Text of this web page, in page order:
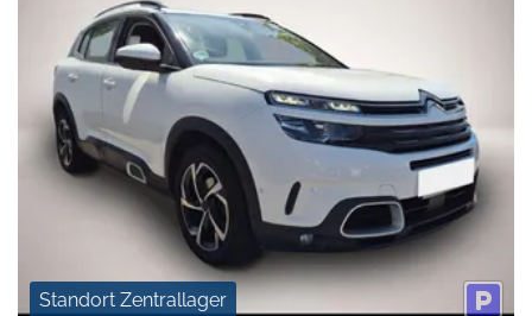
Standort Zentrallager